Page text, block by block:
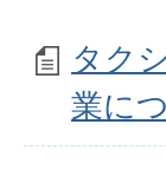
タク
業に